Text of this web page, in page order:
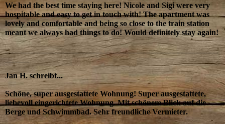
We had the best time staying here! Nicole and Sigi were very
hospitable and easy to get in touch with! The apartment was
lovely and comfortable and being so close to the train station
meant we always had things to do! Would definitely stay again!
_____________________________________________________
______
Jan H. schreibt...
Schöne, super ausgestattete Wohnung! Super ausgestattete,
liebevoll eingerichtete Wohnung. Mit schönem Blick auf die
Berge und Schwimmbad. Sehr freundliche Vermieter.